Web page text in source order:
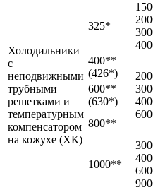
Холодильники
с
неподвижными
трубными
решетками и
температурным
компенсатором
на кожухе (ХК)
325*
400**
(426*)
600**
(630*)
800**
1000**